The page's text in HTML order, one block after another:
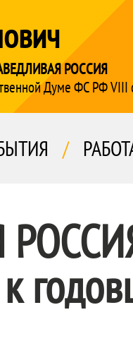
РОССИЯ
Думе ФС РФ VIII
/